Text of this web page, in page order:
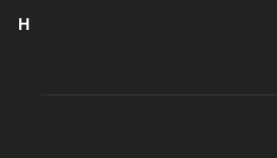
Η